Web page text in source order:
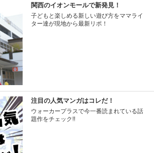
関西のイオンモールで新発見！
子どもと楽しめる新しい遊び方をママライ
ター達が現地から最新リポ！
注目の人気マンガはコレだ！
ウォーカープラスで今一番読まれている話
題作をチェック!!